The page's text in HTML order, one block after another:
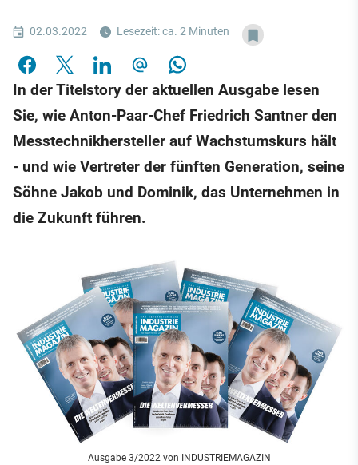
02.03.2022 Lesezeit: ca. 2 Minuten
In der Titelstory der aktuellen Ausgabe lesen
Sie, wie Anton-Paar-Chef Friedrich Santner den
Messtechnikhersteller auf Wachstumskurs hält
- und wie Vertreter der fünften Generation, seine
Söhne Jakob und Dominik, das Unternehmen in
die Zukunft führen.
Ausgabe 3/2022 von INDUSTRIEMAGAZIN